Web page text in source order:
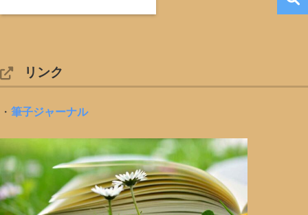
リンク
・ 筆子ジャーナル